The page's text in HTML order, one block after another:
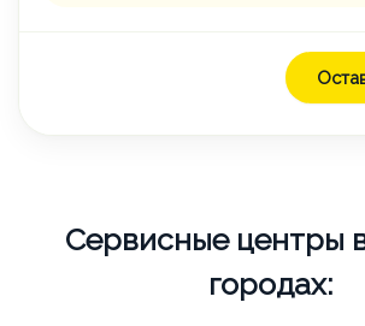
Сервисные центры
городах: